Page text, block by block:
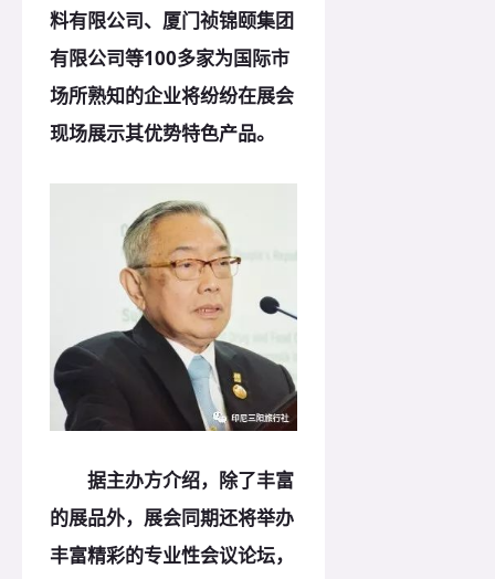
料有限公司、厦门祯锦颐集团
有限公司等100多家为国际市
场所熟知的企业将纷纷在展会
现场展示其优势特色产品。
据主办方介绍，除了丰富
的展品外，展会同期还将举办
丰富精彩的专业性会议论坛，